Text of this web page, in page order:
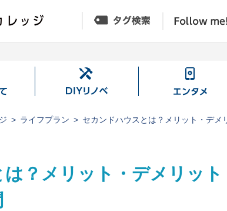
DIY
ノ
エ
タ
ライフプラン セカンドハウスとは？メリット・デメ
？メリット・デメリット